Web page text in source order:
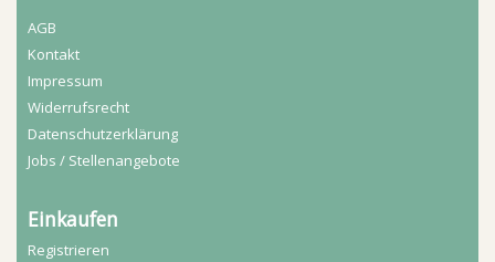
AGB
Kontakt
Impressum
Widerrufs­recht
Daten­schutz­erklärung
Jobs / Stellenangebote
Einkaufen
Registrieren